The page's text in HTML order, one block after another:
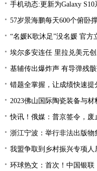
手机动态:更新为Galaxy S10系列
57岁景海鹏每天600个俯卧
“名媛K歌沐足”没名媛 官方
埃尔多安连任 里拉兑美元
基辅传出爆炸声 有导弹残
错题全掌握，让成绩快速
2023佛山国际陶瓷装备与
快讯！俄媒：普京签令，
浙江宁波：举行非法出版物
我盟争取到乡村振兴专项人居
环球热文：首次！中国银联